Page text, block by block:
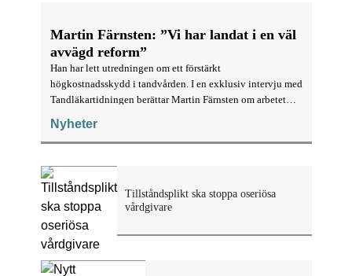
Martin Färnsten: ”Vi har landat i en väl
avvägd reform”
Han har lett utredningen om ett förstärkt
högkostnadsskydd i tandvården. I en exklusiv intervju med
Tandläkartidningen berättar Martin Färnsten om arbetet
intressen.
Nyheter
Tillståndsplikt ska stoppa oseriösa
vårdgivare